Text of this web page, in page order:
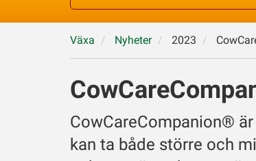
Växa Nyheter 2023
CowCareCompanion®
kan ta både större och